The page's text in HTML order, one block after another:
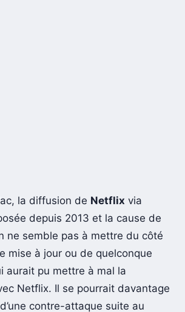
la diffusion de Netflix via
depuis 2013 et la cause de
ne semble pas à mettre du côté
mise à jour ou de quelconque
aurait pu mettre à mal la
Netflix. Il se pourrait davantage
d’une contre-attaque suite au